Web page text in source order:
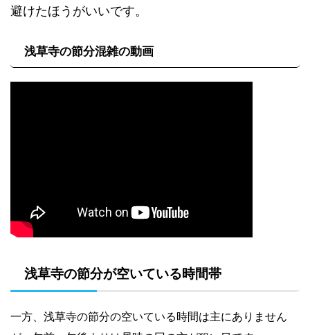
避けたほうがいいです。
浅草寺の節分混雑の動画
浅草寺の節分が空いている時間帯
一方、浅草寺の節分の空いている時間は主にありません